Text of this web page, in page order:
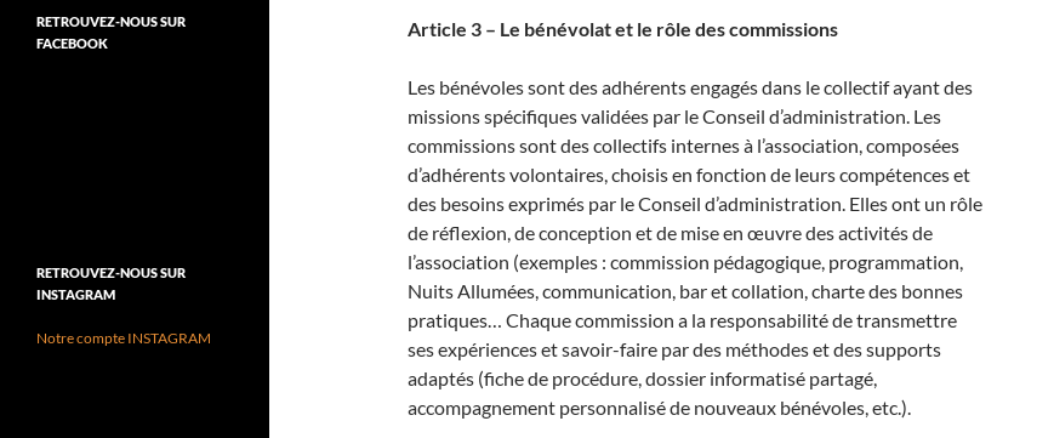
Article 3 – Le bénévolat et le rôle des commissions
Les bénévoles sont des adhérents engagés dans le collectif ayant des
missions spécifiques validées par le Conseil d’administration. Les
commissions sont des collectifs internes à l’association, composées
d’adhérents volontaires, choisis en fonction de leurs compétences et
des besoins exprimés par le Conseil d’administration. Elles ont un rôle
de réflexion, de conception et de mise en œuvre des activités de
l’association (exemples : commission pédagogique, programmation,
Nuits Allumées, communication, bar et collation, charte des bonnes
pratiques… Chaque commission a la responsabilité de transmettre
ses expériences et savoir-faire par des méthodes et des supports
adaptés (fiche de procédure, dossier informatisé partagé,
accompagnement personnalisé de nouveaux bénévoles, etc.).
RETROUVEZ-NOUS SUR
FACEBOOK
RETROUVEZ-NOUS SUR
INSTAGRAM
Notre compte INSTAGRAM